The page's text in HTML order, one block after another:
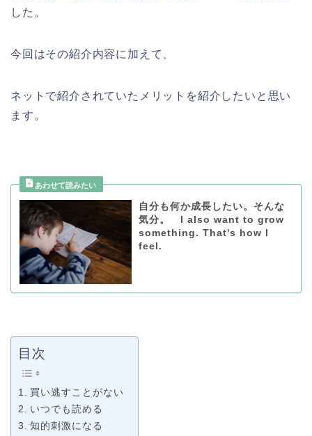
した。
今回はその紹介内容に加えて、
ネットで紹介されていたメリットを紹介したいと思い
ます。
自分も何か成長したい。そんな
気分。 I also want to grow
something. That's how I
feel.
目次
買い逃すことがない
いつでも読める
知的刺激になる